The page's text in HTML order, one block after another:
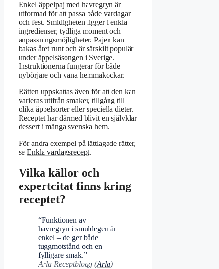
Enkel äppelpaj med havregryn är
utformad för att passa både vardagar
och fest. Smidigheten ligger i enkla
ingredienser, tydliga moment och
anpassningsmöjligheter. Pajen kan
bakas året runt och är särskilt populär
under äppelsäsongen i Sverige.
Instruktionerna fungerar för både
nybörjare och vana hemmakockar.
Rätten uppskattas även för att den kan
varieras utifrån smaker, tillgång till
olika äppelsorter eller speciella dieter.
Receptet har därmed blivit en självklar
dessert i många svenska hem.
För andra exempel på lättlagade rätter,
se Enkla vardagsrecept.
Vilka källor och
expertcitat finns kring
receptet?
“Funktionen av
havregryn i smuldegen är
enkel – de ger både
tuggmotstånd och en
fylligare smak.”
Arla Receptblogg (Arla)